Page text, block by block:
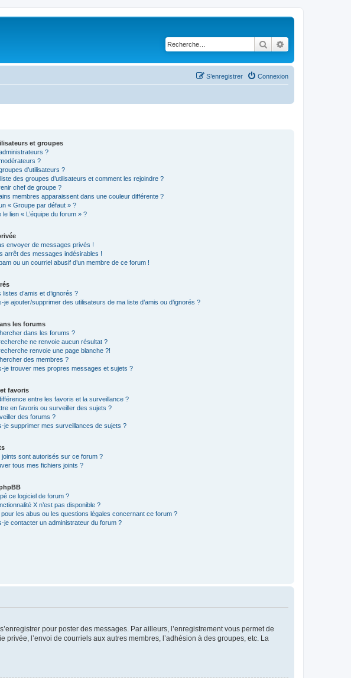
Rechercher
Connexion
S’enregistrer
et groupes
?
?
d’utilisateurs ?
des groupes d’utilisateurs et comment les rejoindre ?
chef de groupe ?
membres apparaissent dans une couleur différente ?
« Groupe par défaut » ?
le lien « L’équipe du forum » ?
envoyer de messages privés !
arrêt des messages indésirables !
ou un courriel abusif d’un membre de ce forum !
d’amis et d’ignorés ?
je ajouter/supprimer des utilisateurs de ma liste d’amis ou d’ignorés ?
les forums
dans les forums ?
ne renvoie aucun résultat ?
renvoie une page blanche ?!
des membres ?
je trouver mes propres messages et sujets ?
favoris
entre les favoris et la surveillance ?
en favoris ou surveiller des sujets ?
des forums ?
je supprimer mes surveillances de sujets ?
sont autorisés sur ce forum ?
tous mes fichiers joints ?
ce logiciel de forum ?
X n’est pas disponible ?
les abus ou les questions légales concernant ce forum ?
je contacter un administrateur du forum ?
pour poster des messages. Par ailleurs, l’enregistrement vous permet de
l’envoi de courriels aux autres membres, l’adhésion à des groupes, etc. La